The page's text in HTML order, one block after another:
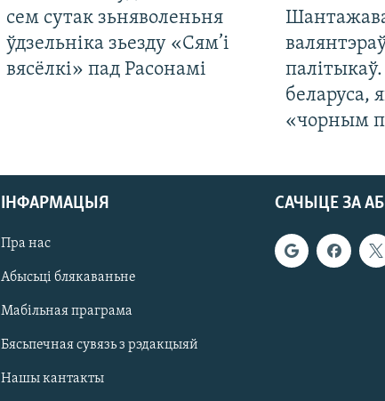
сем сутак зьняволеньня
ўдзельніка зьезду «Сям’і
вясёлкі» пад Расонамі
беларуса,
«чорным
САЧЫЦЕ ЗА
ІНФАРМАЦЫЯ
Пра нас
Абысьці блякаваньне
Мабільная праграма
Бясьпечная сувязь з рэдакцыяй
Нашы кантакты